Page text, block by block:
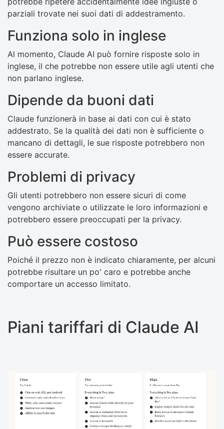
parziali trovate nei suoi dati di addestramento.
Funziona solo in inglese
Al momento, Claude AI può fornire risposte solo in
inglese, il che potrebbe non essere utile agli utenti che
non parlano inglese.
Dipende da buoni dati
Claude funzionerà in base ai dati con cui è stato
addestrato. Se la qualità dei dati non è sufficiente o
mancano di dettagli, le sue risposte potrebbero non
essere accurate.
Problemi di privacy
Gli utenti potrebbero non essere sicuri di come
vengono archiviate o utilizzate le loro informazioni e
potrebbero essere preoccupati per la privacy.
Può essere costoso
Poiché il prezzo non è indicato chiaramente, per alcuni
potrebbe risultare un po' caro e potrebbe anche
comportare un accesso limitato.
Piani tariffari di Claude AI